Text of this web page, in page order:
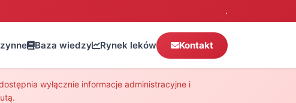
.
Baza wiedzy Rynek leków Kontakt
wyłącznie informacje administracyjne i